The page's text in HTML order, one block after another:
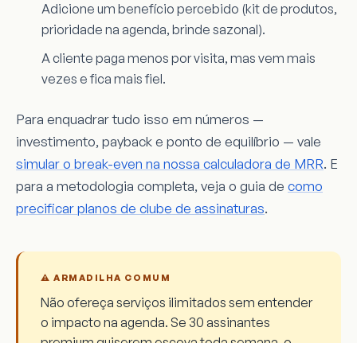
Adicione um benefício percebido (kit de produtos,
prioridade na agenda, brinde sazonal).
A cliente paga menos por visita, mas vem mais
vezes e fica mais fiel.
Para enquadrar tudo isso em números —
investimento, payback e ponto de equilíbrio — vale
simular o break-even na nossa calculadora de MRR. E
para a metodologia completa, veja o guia de como
precificar planos de clube de assinaturas.
⚠️ ARMADILHA COMUM
Não ofereça serviços ilimitados sem entender
o impacto na agenda. Se 30 assinantes